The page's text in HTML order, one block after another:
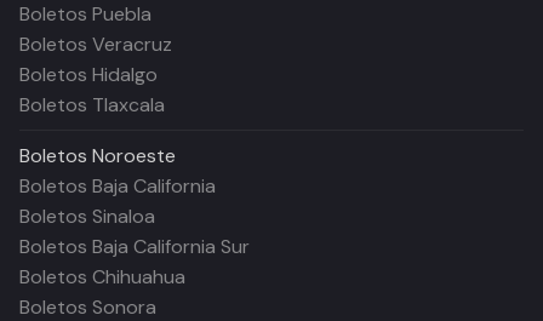
Boletos Puebla
Boletos Veracruz
Boletos Hidalgo
Boletos Tlaxcala
Boletos Noroeste
Boletos Baja California
Boletos Sinaloa
Boletos Baja California Sur
Boletos Chihuahua
Boletos Sonora